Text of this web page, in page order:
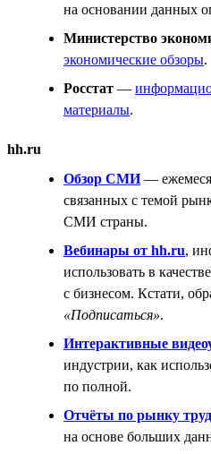
на основании данных
Министерство
экономические обзоры.
Росстат —
материалы.
hh.ru
Обзор СМИ—
связанных с темой
СМИ страны.
Вебинары от hh.ru,
использовать в
с бизнесом. Кстати,
«Подписаться».
Интерактивные
индустрии, как
по полной.
Отчёты по рынку
на основе больших